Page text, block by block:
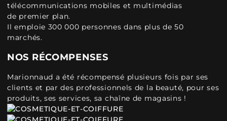
télécommunications mobiles et multimédias
de premier plan.
Il emploie 300 000 personnes dans plus de 50
marchés.
NOS RÉCOMPENSES
Marionnaud a été récompensé plusieurs fois par ses
clients et par des professionnels de la beauté, pour ses
produits, ses services, sa chaîne de magasins !